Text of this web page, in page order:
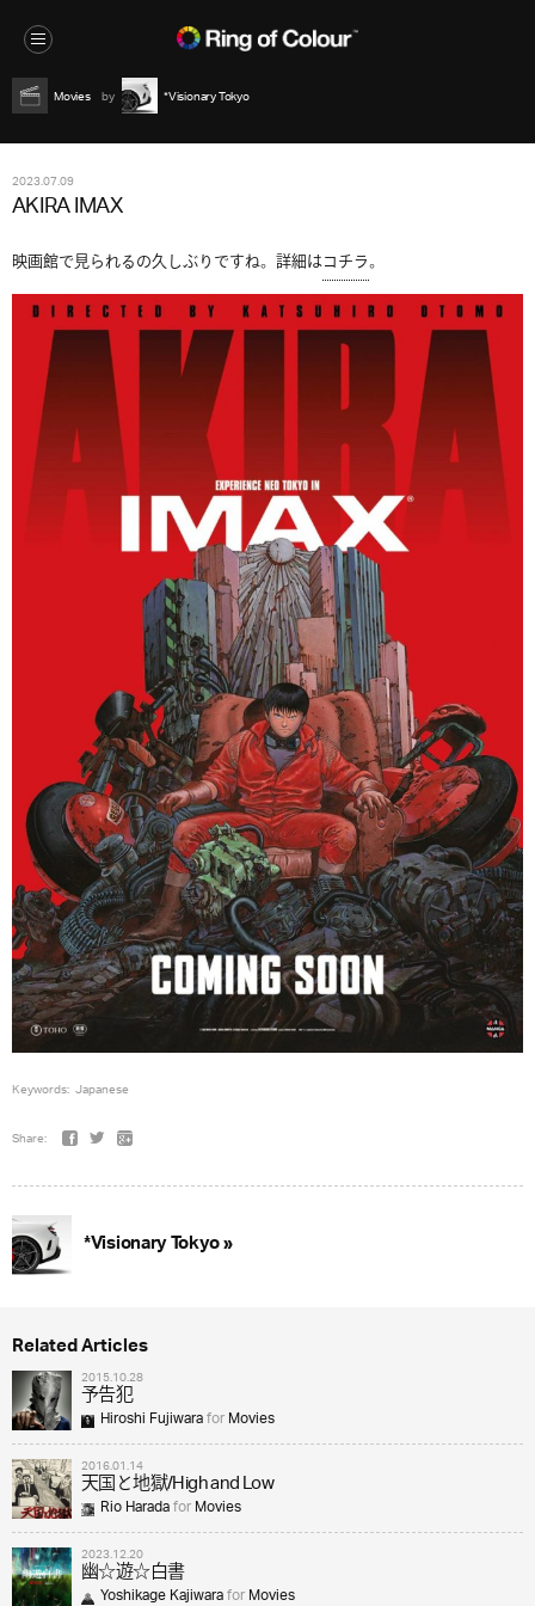
Movies *Visionary Tokyo
2023.07.09
AKIRA IMAX
映画館で見られるの久しぶりですね。詳細はコチラ。
Keywords: Japanese
Share:
*Visionary Tokyo »
Related Articles
2015.10.28
予告犯
Hiroshi FujiwaraforMovies
2016.01.14
天国と地獄/High and Low
Rio HaradaforMovies
2023.12.20
幽☆遊☆白書
Yoshikage KajiwaraforMovies